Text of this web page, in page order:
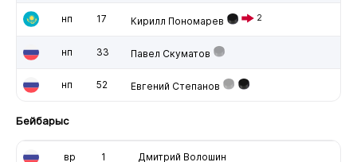
нп 17 Кирилл Пономарев 2
нп 33 Павел Скуматов
нп 52 Евгений Степанов
Бейбарыс
вр 1 Дмитрий Волошин